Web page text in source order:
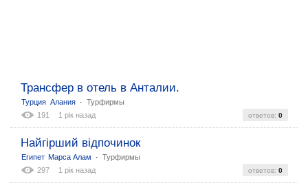
Трансфер в отель в Анталии.
Турция Алания Турфирмы
ответов: 0
191 1 рік назад
Найгірший відпочинок
Египет Марса Алам Турфирмы
ответов: 0
297 1 рік назад